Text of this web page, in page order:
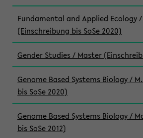
Fundamental and Applied Ecology /
(Einschreibung bis SoSe 2020)
Gender Studies / Master
Genome Based Systems Biology /
bis SoSe 2020)
Genome Based Systems Biology /
bis SoSe 2012)